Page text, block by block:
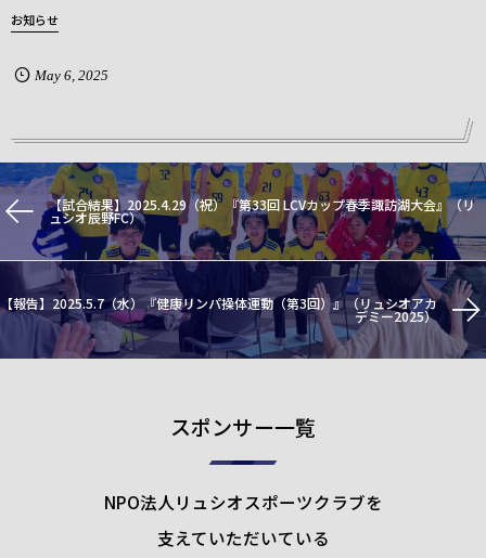
お知らせ
May 6, 2025
【試合結果】2025.4.29（祝）『第33回 LCVカップ春季諏訪湖大会』（リ
ュシオ辰野FC）
【報告】2025.5.7（水）『健康リンパ操体運動（第3回）』（リュシオアカ
デミー2025）
スポンサー一覧
NPO法人リュシオスポーツクラブを
支えていただいている